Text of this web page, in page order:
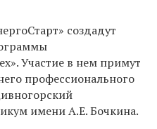
создадут
Участие в нем примут
профессионального
имени А.Е. Бочкина.